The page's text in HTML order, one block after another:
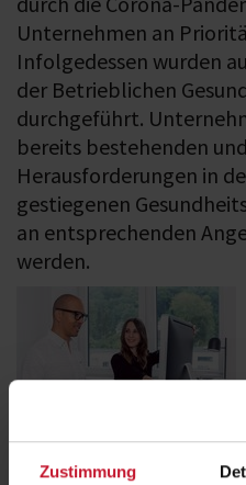
Zustimmung
Unternehmen an
Infolgedessen wurden
der Betrieblichen
durchgeführt.
bereits bestehenden
Herausforderungen in
gestiegenen
an entsprechenden
werden.
Viele Unternehmen besitzen